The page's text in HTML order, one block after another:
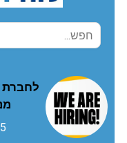
לחברת